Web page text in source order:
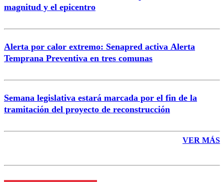
magnitud y el epicentro
Alerta por calor extremo: Senapred activa Alerta
Temprana Preventiva en tres comunas
Semana legislativa estará marcada por el fin de la
tramitación del proyecto de reconstrucción
VER MÁS